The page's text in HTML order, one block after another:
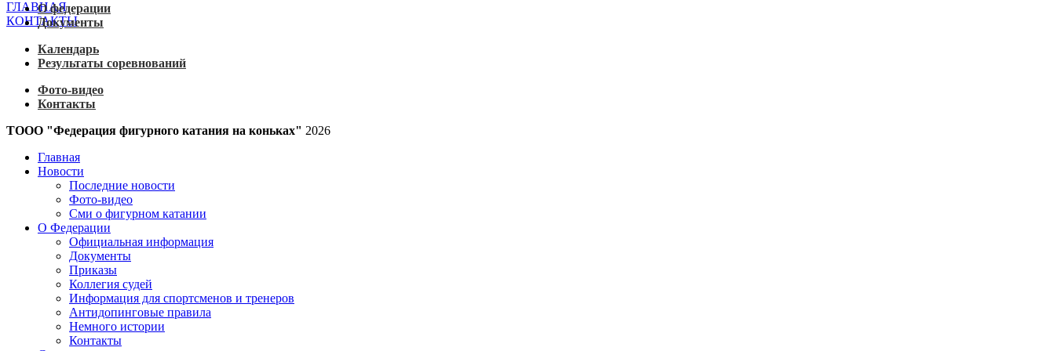
ГЛАВНАЯ
КОНТАКТЫ
О федерации
Документы
Календарь
Результаты соревнований
Фото-видео
Контакты
ТООО "Федерация фигурного катания на коньках" 2026
Главная
Новости
Последние новости
Фото-видео
Сми о фигурном катании
О Федерации
Официальная информация
Документы
Приказы
Коллегия судей
Информация для спортсменов и тренеров
Антидопинговые правила
Немного истории
Контакты